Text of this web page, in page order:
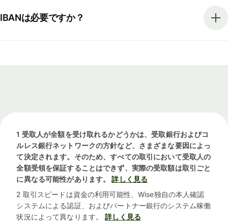
IBANは必要ですか？
1 受取人が全額を受け取れるかどうかは、受取銀行およびコ
ルレス銀行ネットワークの方針など、さまざまな要因によっ
て決定されます。そのため、すべての取引において受取人の
全額受領を保証することはできず、実際の受取額は取引ごと
に異なる可能性があります。
詳しく見る
2 取引スピードは資金の利用可能性、Wise独自の本人確認
システムによる認証、およびパートナー銀行のシステム稼働
状況によって異なります。
詳しく見る